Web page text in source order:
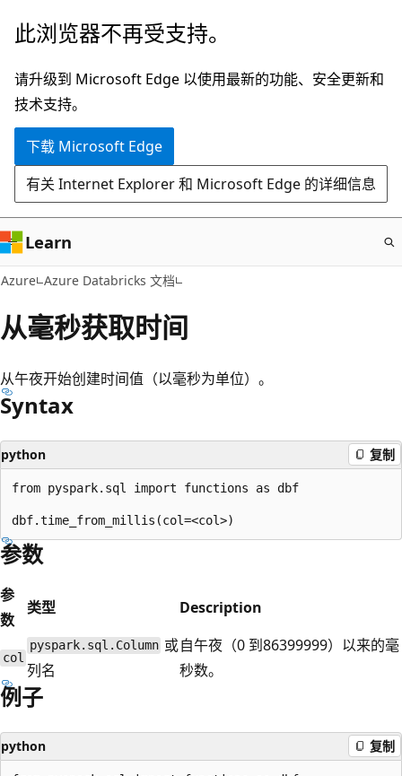
跳
主
要
内
此浏览器不再受支持。
请升级到 Microsoft Edge 以使用最新的功能、安全更新和
技术支持。
下载 Microsoft Edge
有关 Internet Explorer 和 Microsoft Edge 的详细信息
Learn
Azure Azure Databricks 文档
从毫秒获取时间
从午夜开始创建时间值（以毫秒为单位）。
Syntax
python 复制
from pyspark.sql import functions as dbf
参数
参
数
类型 Description
col
pyspark.sql.Column 或
列名
自午夜（0 到86399999）以来的毫
秒数。
例子
python 复制